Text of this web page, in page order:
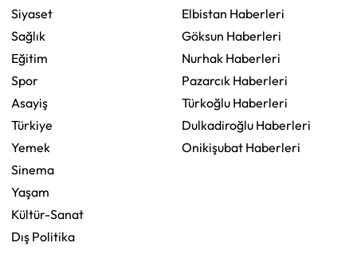
Siyaset
Sağlık
Eğitim
Spor
Asayiş
Türkiye
Yemek
Sinema
Yaşam
Kültür-Sanat
Dış Politika
Elbistan Haberleri
Göksun Haberleri
Nurhak Haberleri
Pazarcık Haberleri
Türkoğlu Haberleri
Dulkadiroğlu Haberleri
Onikişubat Haberleri